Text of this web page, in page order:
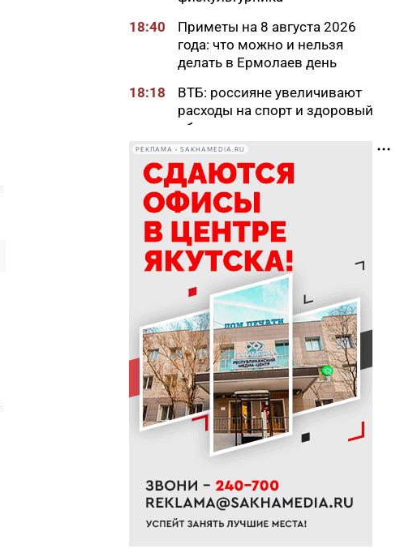
18:40
Приметы на 8 августа 2026
года: что можно и нельзя
делать в Ермолаев день
18:18
ВТБ: россияне увеличивают
расходы на спорт и здоровый
образ жизни
18:16
Сенатор Борисов назвал
встречу главы Якутии с
Путиным сигналом доверия и
значимости региона
18:01
Социальные участковые в
Якутии приняли около 2000
обращений
Жительница Жатая похитила
33 цветка с клумбы в центре
Якутска
17:51
«Здесь нет типовых задач»:
начальник стройплощадки
«Полюс Строя» Евгений
Самсонов о работе в суровом
климате
Минтруда Якутии объединил
30 участников из трех
муниципалитетов
РЕКЛАМА • SAKHAMEDIA.RU